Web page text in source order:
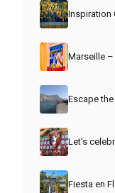
Inspiration
Marseille
Escape
Let’s
Fiesta en